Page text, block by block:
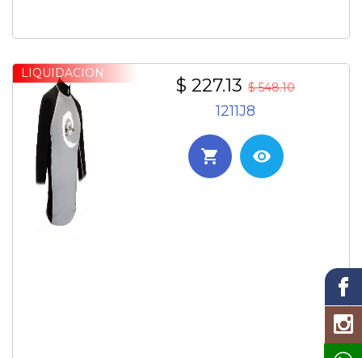
LIQUIDACION
$ 227.13 $ 548.10
1211J8